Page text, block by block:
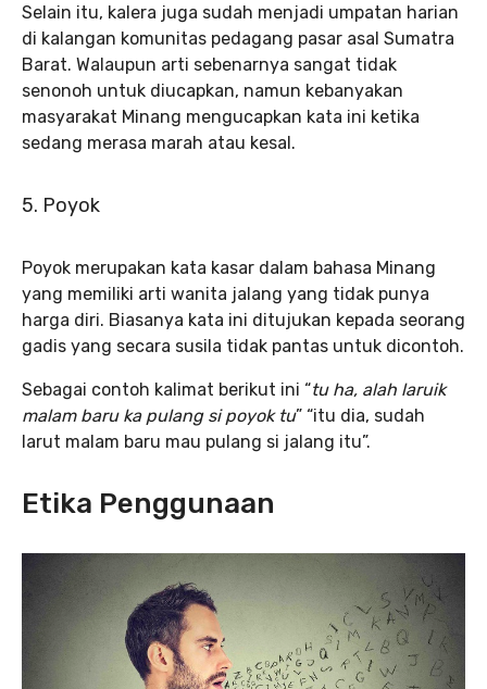
Selain itu, kalera juga sudah menjadi umpatan harian
di kalangan komunitas pedagang pasar asal Sumatra
Barat. Walaupun arti sebenarnya sangat tidak
senonoh untuk diucapkan, namun kebanyakan
masyarakat Minang mengucapkan kata ini ketika
sedang merasa marah atau kesal.
5. Poyok
Poyok merupakan kata kasar dalam bahasa Minang
yang memiliki arti wanita jalang yang tidak punya
harga diri. Biasanya kata ini ditujukan kepada seorang
gadis yang secara susila tidak pantas untuk dicontoh.
Sebagai contoh kalimat berikut ini “tu ha, alah laruik
malam baru ka pulang si poyok tu” “itu dia, sudah
larut malam baru mau pulang si jalang itu”.
Etika Penggunaan